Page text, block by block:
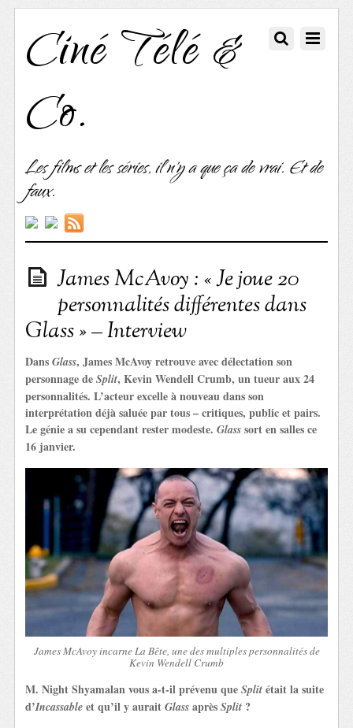
Ciné Télé &
Co.
Les films et les séries, il n'y a que ça de vrai. Et de
faux.
James McAvoy : « Je joue 20
personnalités différentes dans
Glass » – Interview
DansGlass, James McAvoy retrouve avec délectation son
personnage deSplit, Kevin Wendell Crumb, un tueur aux 24
personnalités. L’acteur excelle à nouveau dans son
interprétation déjà saluée par tous – critiques, public et pairs.
Le génie a su cependant rester modeste.Glass sort en salles ce
16 janvier.
James McAvoy incarne La Bête, une des multiples personnalités de
Kevin Wendell Crumb
M. Night Shyamalan vous a-t-il prévenu queSplit était la suite
d’Incassable et qu’il y auraitGlass aprèsSplit ?